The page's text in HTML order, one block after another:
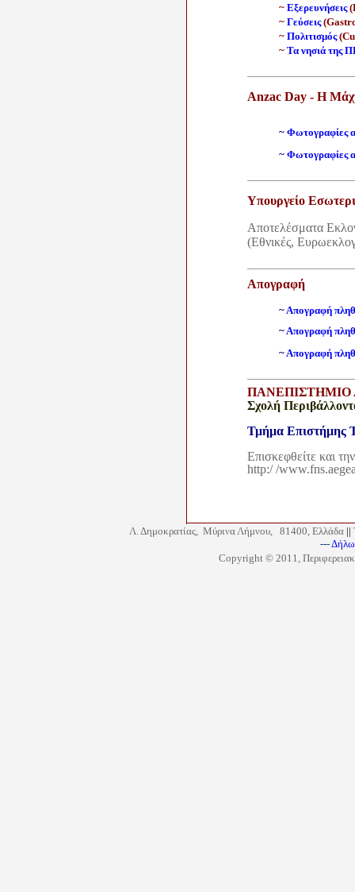
~ Εξερευνήσεις
~ Γεύσεις
~ Πολιτισμός
~ Τα νησιά της
Anzac Day - Η
~ Φωτογραφίες
~ Φωτογραφίες
Υπουργείο
Αποτελέσματα
(Εθνικές,
Απογραφή
~Απογραφή
~Απογραφή
~Απογραφή
ΠΑΝΕΠΙΣΤΗΜΙΟ
Σχολή
Τμήμα Επιστήμης
Επισκεφθείτε και
http:/ /
Λ. Δημοκρατίας, Μύρινα Λήμνου, 81400, Ελλάδα ||
---
Copyright © 2011,